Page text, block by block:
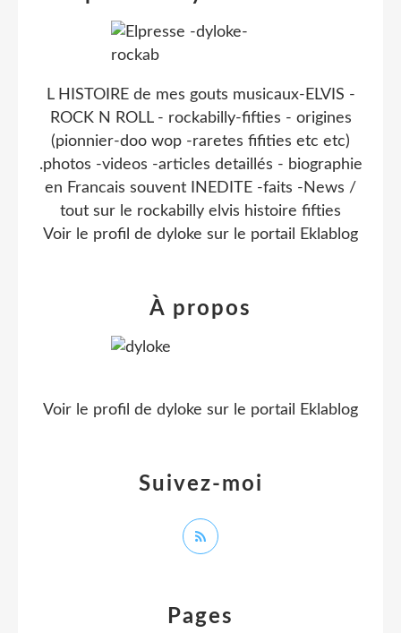
Pages
L HISTOIRE de mes gouts musicaux-ELVIS -
ROCK N ROLL - rockabilly-fifties - origines
(pionnier-doo wop -raretes fifities etc etc)
.photos -videos -articles detaillés - biographie
en Francais souvent INEDITE -faits -News /
tout sur le rockabilly elvis histoire fifties
Voir le profil de dyloke sur le portail Eklablog
Suivez-moi
À propos
Voir le profil de dyloke sur le portail Eklablog